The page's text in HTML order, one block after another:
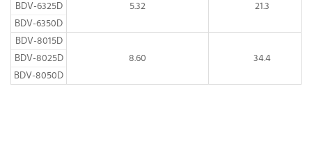
BDV-6325D
BDV-6350D
5.32 21.3
BDV-8015D
BDV-8025D
BDV-8050D
8.60 34.4